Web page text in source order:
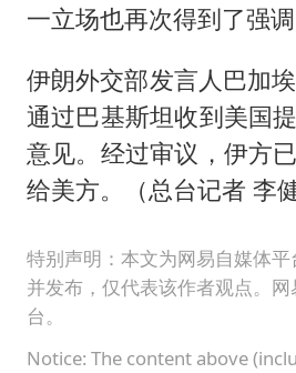
一立场也再次得到了强调
伊朗外交部发言人巴加
通过巴基斯坦收到美国
意见。经过审议，伊方
给美方。（总台记者 李
特别声明：本文为网易自媒体平
并发布，仅代表该作者观点。
台。
Notice: The content above